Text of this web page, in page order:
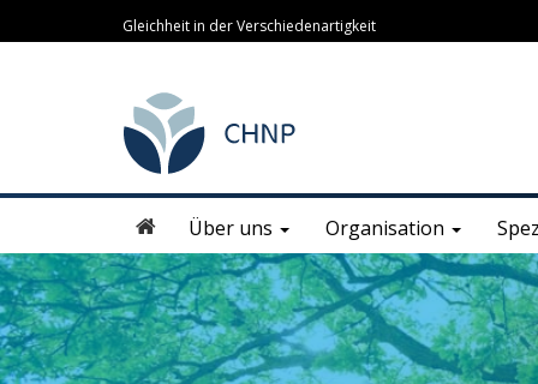
Gleichheit in der Verschiedenartigkeit
Über uns Organisation